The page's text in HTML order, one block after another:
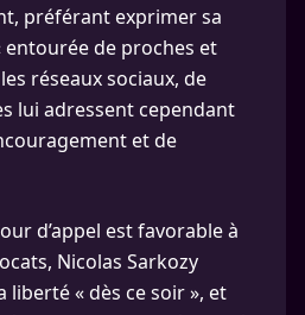
préférant exprimer sa
de proches et
réseaux sociaux, de
lui adressent cependant
et de
d’appel est favorable à
Nicolas Sarkozy
« dès ce soir », et